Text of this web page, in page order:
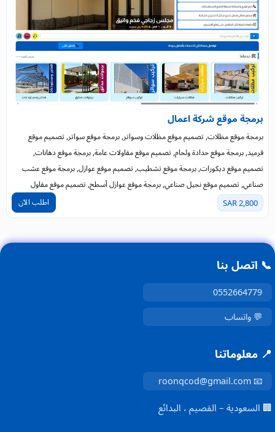
برمجة موقع شركة اعمال
برمجة موقع مظلات, تصميم موقع مظلات وسواتر, برمجة موقع سواتر, تصميم موقع
قرميد, برمجة موقع حدادة ولحام, تصميم موقع مقاولات عامة, برمجة موقع دهانات,
تصميم موقع ديكورات, برمجة موقع تشطيب, تصميم موقع عوازل, برمجة موقع عشب
صناعي, تصميم موقع نجيل صناعي, برمجة موقع عوازل أسطح, تصميم موقع مقاول
2,800 SAR اطلب الآن
📞 اتصل بنا
0552664779
💬 واتساب
📍 معلوماتنا
📧 roonqcod@gmail.com
🏢 السعودية – القصيم ، البدائع